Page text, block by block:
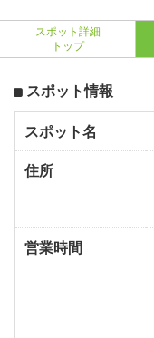
スポット詳細
トップ
スポット情報
スポット名
住所
営業時間